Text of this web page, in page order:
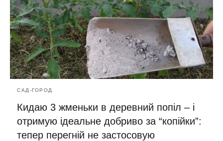
САД-ГОРОД
Кидаю 3 жменьки в деревний попіл – і
отримую ідеальне добриво за “копійки”:
тепер перегній не застосовую